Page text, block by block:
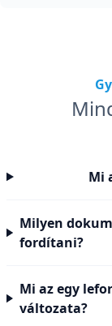
Mi
Milyen
fordítani?
Mi az egy
változata?